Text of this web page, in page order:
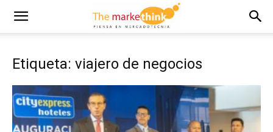
Etiqueta: viajero de negocios